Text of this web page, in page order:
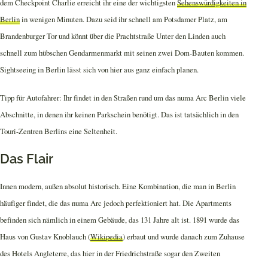
dem Checkpoint Charlie erreicht ihr eine der wichtigstenSehenswürdigkeiten in
Berlinin wenigen Minuten. Dazu seid ihr schnell am Potsdamer Platz, am
Brandenburger Tor und könnt über die Prachtstraße Unter den Linden auch
schnell zum hübschen Gendarmenmarkt mit seinen zwei Dom-Bauten kommen.
Sightseeing in Berlin lässt sich von hier aus ganz einfach planen.
Tipp für Autofahrer: Ihr findet in den Straßen rund um das numa Arc Berlin viele
Abschnitte, in denen ihr keinen Parkschein benötigt. Das ist tatsächlich in den
Touri-Zentren Berlins eine Seltenheit.
Das Flair
Innen modern, außen absolut historisch. Eine Kombination, die man in Berlin
häufiger findet, die das numa Arc jedoch perfektioniert hat. Die Apartments
befinden sich nämlich in einem Gebäude, das 131 Jahre alt ist. 1891 wurde das
Haus von Gustav Knoblauch (Wikipedia) erbaut und wurde danach zum Zuhause
des Hotels Angleterre, das hier in der Friedrichstraße sogar den Zweiten